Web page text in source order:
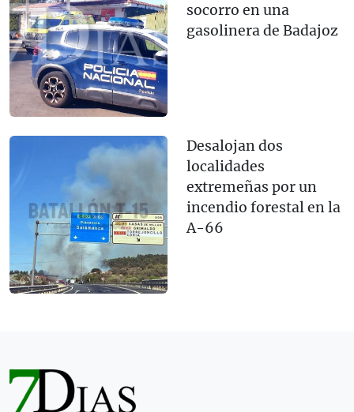
socorro en una
gasolinera de Badajoz
Desalojan dos
localidades
extremeñas por un
incendio forestal en la
A-66